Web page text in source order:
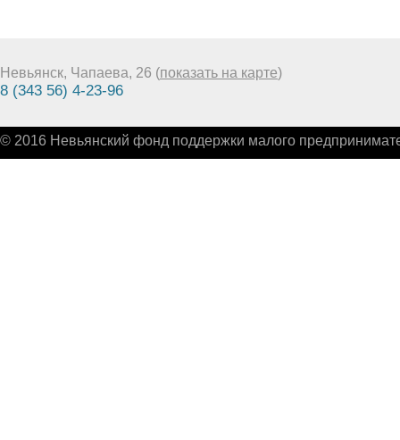
Невьянск, Чапаева, 26 (показать на карте)
8 (343 56) 4-23-96
© 2016 Невьянский фонд поддержки малого